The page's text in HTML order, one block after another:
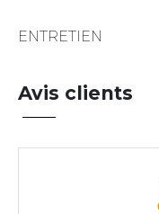
ENTRETIEN
Avis clients